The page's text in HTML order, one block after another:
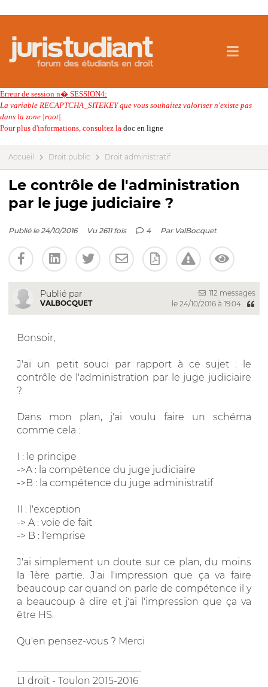
Erreur de session n� SESSION4:
La variable RECAPTCHA_SITEKEY que vous souhaitez valoriser n'existe pas
dans la zone |root|.
Pour plus d'informations, consultez la doc en ligne
Accueil Droit public Droit administratif
Le contrôle de l'administration
par le juge judiciaire ?
Publié le 24/10/2016 Vu 2611 fois 4 Par ValBocquet
Publié par
VALBOCQUET
112 messages
le 24/10/2016 à 19:04
Bonsoir,
J'ai un petit souci par rapport à ce sujet : le
contrôle de l'administration par le juge judiciaire
?
Dans mon plan, j'ai voulu faire un schéma
comme cela :
I : le principe
->A : la compétence du juge judiciaire
->B : la compétence du juge administratif
II : l'exception
-> A : voie de fait
-> B : l'emprise
J'ai simplement un doute sur ce plan, du moins
la 1ère partie. J'ai l'impression que ça va faire
beaucoup car quand on parle de compétence il y
a beaucoup à dire et j'ai l'impression que ça va
être HS.
Qu'en pensez-vous ? Merci
L1 droit - Toulon 2015-2016